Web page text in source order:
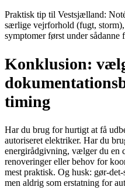
Praktisk tip til Vestsjælland:
særlige vejrforhold (fugt,
symptomer først under sådanne
Konklusion:
timing
Har du brug for hurtigt at få
autoriseret elektriker. Har du
energirådgivning, vælger du en
renoveringer eller behov for
mest praktisk. Og husk:
men aldrig som erstatning for